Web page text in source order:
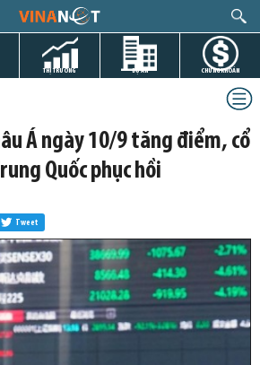
THỊ TRƯỜNG DỰ ÁN CHỨNG KHOÁN
Á ngày 10/9 tăng điểm, cổ
Quốc phục hồi
Tweet